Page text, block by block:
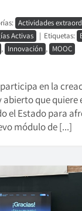
Actividades
Activas | Etiquetas:
, Innovación , MOOC
en la
que quiere
el Estado para
módulo de [...]